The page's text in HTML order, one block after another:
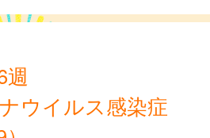
週
ウイルス感染症